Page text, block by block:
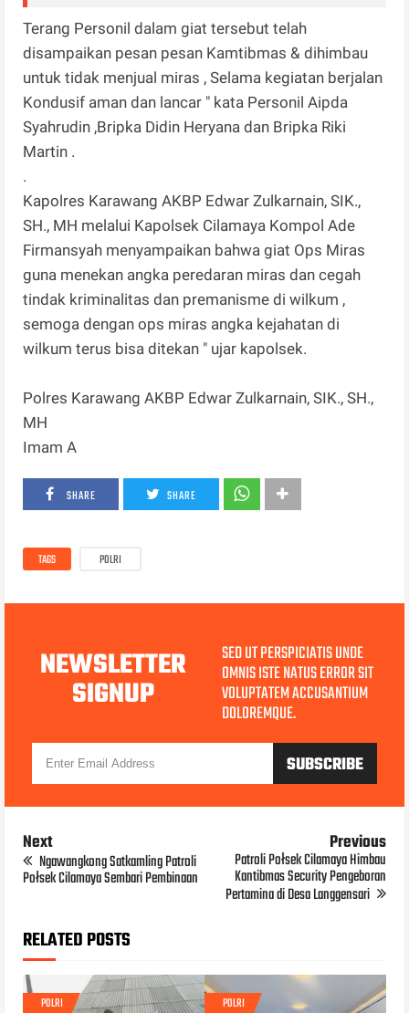
Terang Personil dalam giat tersebut telah
disampaikan pesan pesan Kamtibmas & dihimbau
untuk tidak menjual miras , Selama kegiatan berjalan
Kondusif aman dan lancar " kata Personil Aipda
Syahrudin ,Bripka Didin Heryana dan Bripka Riki
Martin .
.
Kapolres Karawang AKBP Edwar Zulkarnain, SIK.,
SH., MH melalui Kapolsek Cilamaya Kompol Ade
Firmansyah menyampaikan bahwa giat Ops Miras
guna menekan angka peredaran miras dan cegah
tindak kriminalitas dan premanisme di wilkum ,
semoga dengan ops miras angka kejahatan di
wilkum terus bisa ditekan " ujar kapolsek.
Polres Karawang AKBP Edwar Zulkarnain, SIK., SH.,
MH
Imam A
SHARE SHARE
TAGS POLRI
NEWSLETTER
SIGNUP
SED UT PERSPICIATIS UNDE
OMNIS ISTE NATUS ERROR SIT
VOLUPTATEM ACCUSANTIUM
DOLOREMQUE.
Next
Ngawangkong Satkamling Patroli
Połsek Cilamaya Sembari Pembinaan
Previous
Patroli Połsek Cilamaya Himbau
Kantibmas Security Pengeboran
Pertamina di Desa Langgensari
RELATED POSTS
POLRI POLRI